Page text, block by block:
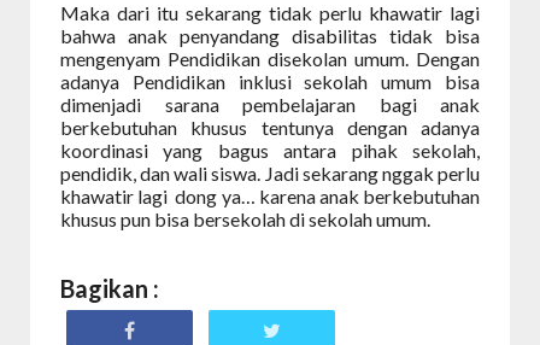
Maka dari itu sekarang tidak perlu khawatir lagi
bahwa anak penyandang disabilitas tidak bisa
mengenyam Pendidikan disekolan umum. Dengan
adanya Pendidikan inklusi sekolah umum bisa
dimenjadi sarana pembelajaran bagi anak
berkebutuhan khusus tentunya dengan adanya
koordinasi yang bagus antara pihak sekolah,
pendidik, dan wali siswa. Jadi sekarang nggak perlu
khawatir lagi dong ya… karena anak berkebutuhan
khusus pun bisa bersekolah di sekolah umum.
Bagikan :